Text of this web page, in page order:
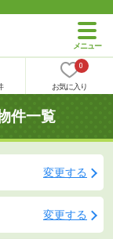
0
お気に入り
件一覧
変更する
変更する